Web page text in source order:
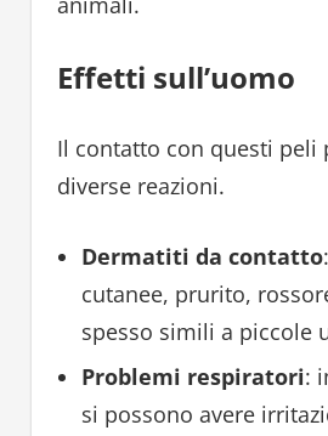
Effetti sull’uomo
Il contatto con questi peli
diverse reazioni.
Dermatiti da contatto
cutanee, prurito,
spesso simili a piccole
Problemi respiratori:
si possono avere